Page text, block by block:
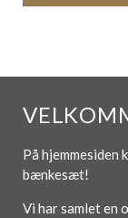
På hjemmesiden
bænkesæt!
Vi har samlet en